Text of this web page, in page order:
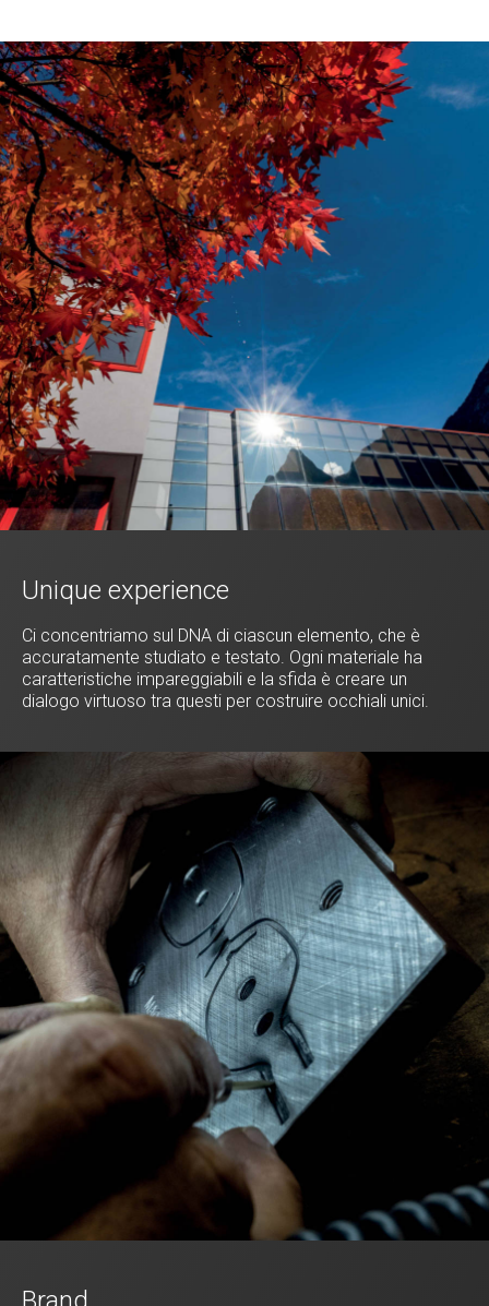
Unique experience
Ci concentriamo sul DNA di ciascun elemento, che è
accuratamente studiato e testato. Ogni materiale ha
caratteristiche impareggiabili e la sfida è creare un
dialogo virtuoso tra questi per costruire occhiali unici.